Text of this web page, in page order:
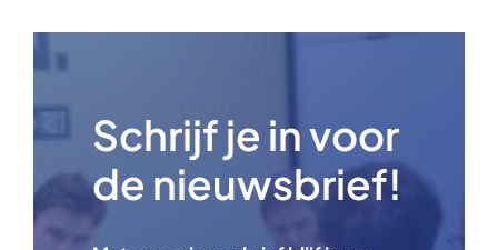
Schrijf je in voor
de nieuwsbrief!